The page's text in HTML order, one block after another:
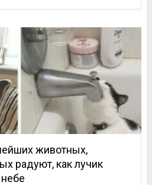
животных,
радуют, как лучик